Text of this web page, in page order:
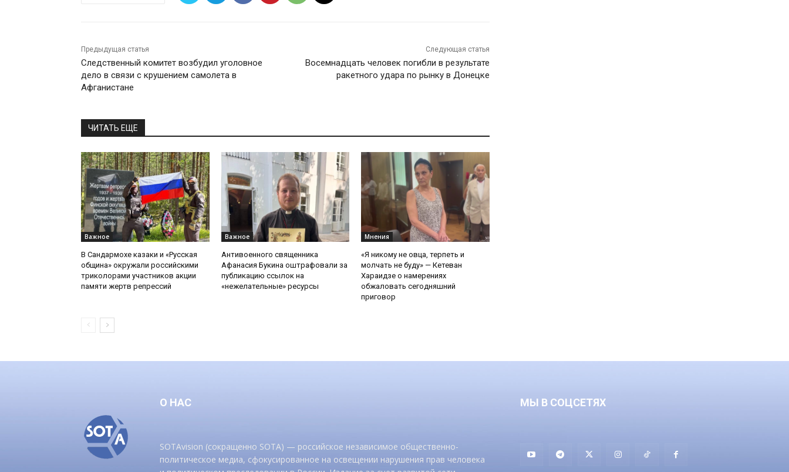
Предыдущая статья
Следственный комитет возбудил уголовное
дело в связи с крушением самолета в
Афганистане
Следующая статья
Восемнадцать человек погибли в результате
ракетного удара по рынку в Донецке
ЧИТАТЬ ЕЩЕ
Важное
В Сандармохе казаки и «Русская
община» окружали российскими
триколорами участников акции
памяти жертв репрессий
Важное
Антивоенного священника
Афанасия Букина оштрафовали за
публикацию ссылок на
«нежелательные» ресурсы
Мнения
«Я никому не овца, терпеть и
молчать не буду» — Кетеван
Хараидзе о намерениях
обжаловать сегодняшний
приговор
О НАС
SOTAvision (сокращенно SOTA) — российское независимое общественно-
политическое медиа, сфокусированное на освещении нарушения прав человека
МЫ В СОЦСЕТЯХ